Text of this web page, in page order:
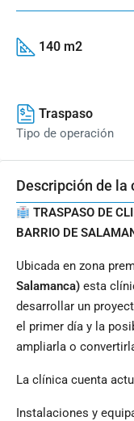
140 m2
Traspaso
Tipo de operación
Descripción de la
TRASPASO DE
BARRIO DE
Ubicada en zona
Salamanca) esta
desarrollar un
el primer día y la
ampliarla o
La clínica cuenta
Instalaciones y